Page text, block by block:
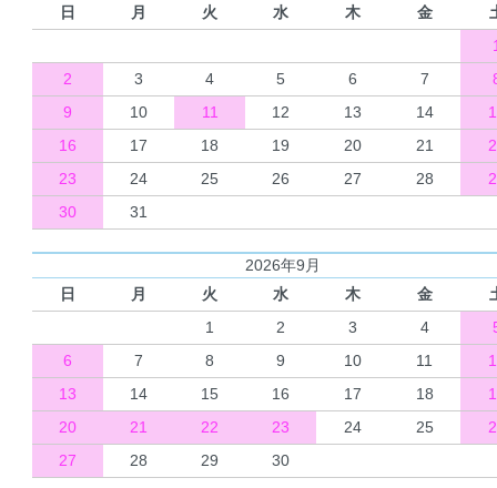
日
月 火 水 木 金
2
3 4 5 6 7
9
10 11 12 13 14
16
17 18 19 20 21
23
24 25 26 27 28
30
31
2026年9月
日
月 火 水 木 金
1
2 3 4
6
7 8 9 10 11
13
14 15 16 17 18
20
21 22 23 24 25
27
28 29 30